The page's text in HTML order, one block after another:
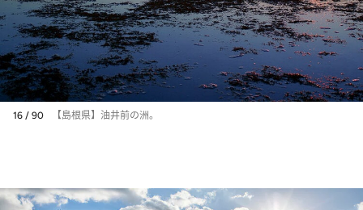
16 / 90 【島根県】油井前の洲。